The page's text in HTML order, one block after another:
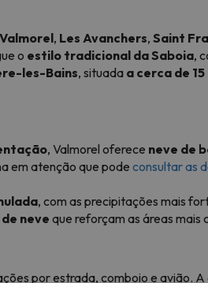
Valmorel, Les Avanchers, Saint
o estilo tradicional da Saboia,
les-Bains, situada a cerca de
, Valmorel oferece neve de
em atenção que pode consultar as
, com as precipitações mais
neve que reforçam as áreas
por estrada, comboio e avião.